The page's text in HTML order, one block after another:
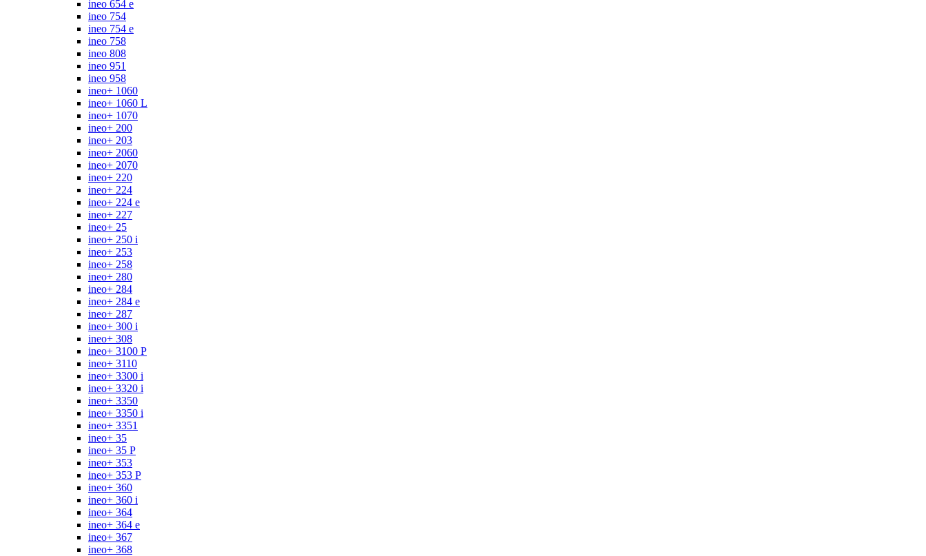
ineo 654 e
ineo 754
ineo 754 e
ineo 758
ineo 808
ineo 951
ineo 958
ineo+ 1060
ineo+ 1060 L
ineo+ 1070
ineo+ 200
ineo+ 203
ineo+ 2060
ineo+ 2070
ineo+ 220
ineo+ 224
ineo+ 224 e
ineo+ 227
ineo+ 25
ineo+ 250 i
ineo+ 253
ineo+ 258
ineo+ 280
ineo+ 284
ineo+ 284 e
ineo+ 287
ineo+ 300 i
ineo+ 308
ineo+ 3100 P
ineo+ 3110
ineo+ 3300 i
ineo+ 3320 i
ineo+ 3350
ineo+ 3350 i
ineo+ 3351
ineo+ 35
ineo+ 35 P
ineo+ 353
ineo+ 353 P
ineo+ 360
ineo+ 360 i
ineo+ 364
ineo+ 364 e
ineo+ 367
ineo+ 368